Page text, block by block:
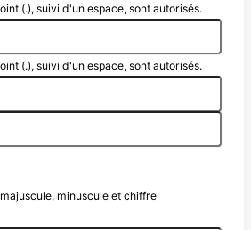
(.), suivi d'un espace, sont autorisés.
(.), suivi d'un espace, sont autorisés.
minuscule et chiffre